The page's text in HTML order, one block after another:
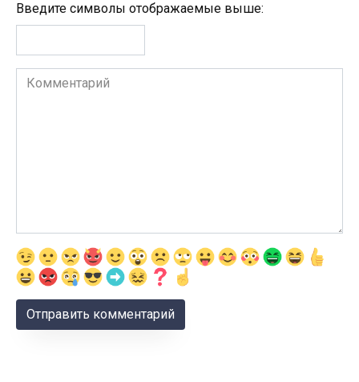
Введите символы отображаемые выше:
Комментарий